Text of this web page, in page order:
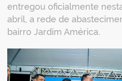
entregou oficialmente
abril, a rede de
bairro Jardim América.